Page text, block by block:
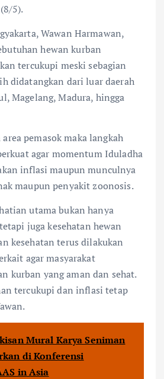
5).
Wawan Harmawan,
hewan kurban
tercukupi meski sebagian
didatangkan dari luar daerah
Magelang, Madura, hingga
pemasok maka langkah
agar momentum Iduladha
inflasi maupun munculnya
maupun penyakit zoonosis.
utama bukan hanya
juga kesehatan hewan
kesehatan terus dilakukan
agar masyarakat
kurban yang aman dan sehat.
tercukupi dan inflasi tetap
Mural Karya Seniman
di Konferensi
in Asia